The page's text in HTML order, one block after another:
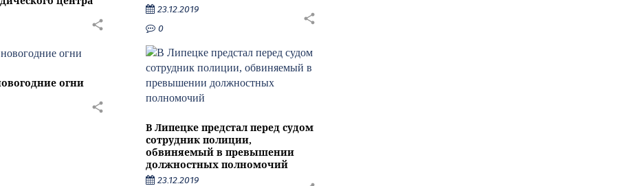
23.12.2019
0
огни
В Липецке предстал перед судом
сотрудник полиции,
обвиняемый в превышении
должностных полномочий
23.12.2019